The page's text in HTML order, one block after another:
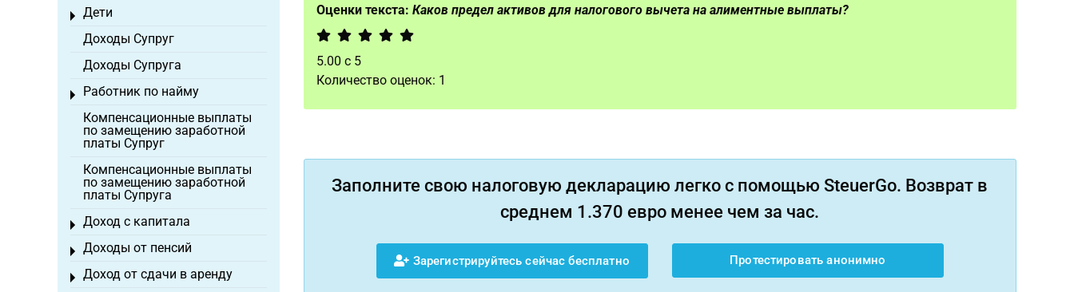
Оценки текста: Каков предел активов для налогового вычета на алиментные выплаты?
5.00 с 5
Количество оценок: 1
Заполните свою налоговую декларацию легко с помощью SteuerGo. Возврат в
среднем 1.370 евро менее чем за час.
Зарегистрируйтесь сейчас бесплатно Протестировать анонимно
Дети
Toggle menu
Доходы Супруг
Доходы Супруга
Работник по найму
Toggle menu
Компенсационные выплаты
по замещению заработной
платы Супруг
Компенсационные выплаты
по замещению заработной
платы Супруга
Доход с капитала
Toggle menu
Доходы от пенсий
Toggle menu
Доход от сдачи в аренду
Toggle menu